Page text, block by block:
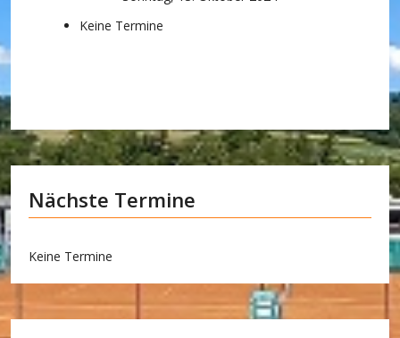
Keine Termine
Nächste Termine
Keine Termine